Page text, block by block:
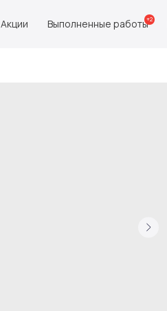
Выполненные работы+2
Акции